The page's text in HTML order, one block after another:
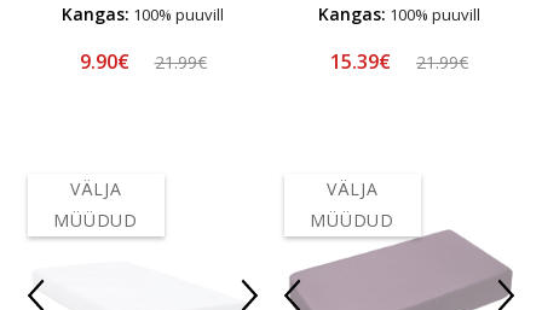
Kangas: 100% puuvill
9.90€ 21.99€
Kangas: 100% puuvill
15.39€ 21.99€
VÄLJA
MÜÜDUD
VÄLJA
MÜÜDUD